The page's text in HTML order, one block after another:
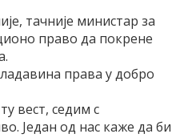
тачније министар за
право да покрене
права у добро
вест, седим с
Један од нас каже да би